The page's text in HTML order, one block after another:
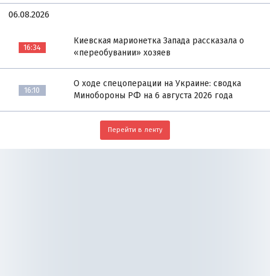
06.08.2026
16:34
Киевская марионетка Запада рассказала о
«переобувании» хозяев
16:10
О ходе спецоперации на Украине: сводка
Минобороны РФ на 6 августа 2026 года
Перейти в ленту